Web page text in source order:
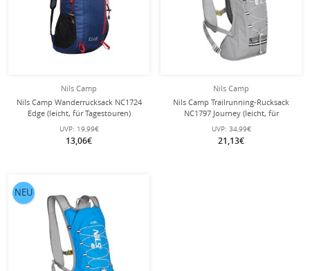
Nils Camp
Nils Camp Wanderrucksack NC1724
Edge (leicht, für Tagestouren)
dunkelblau 22 Liter
UVP: 19,99€
13,06€
Nils Camp
Nils Camp Trailrunning-Rucksack
NC1797 Journey (leicht, für
Tagestouren) grau 12 Liter
UVP: 34,99€
21,13€
NEU